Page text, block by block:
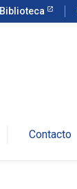
Biblioteca
Contacto